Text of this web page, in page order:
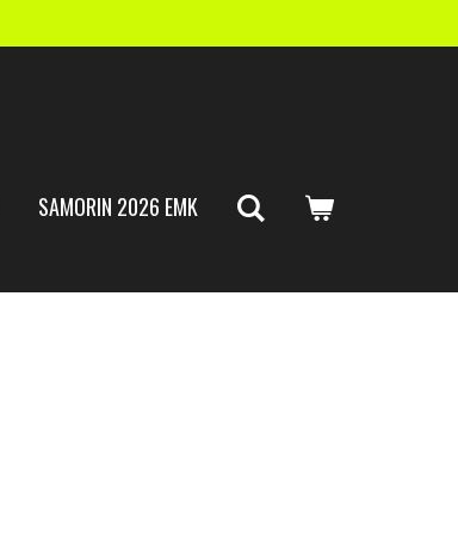
SAMORIN 2026 EMK